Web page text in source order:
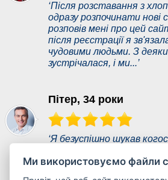
‘Після розставання з
одразу розпочинати нові
розповів мені про цей
після реєстрації я
чудовими людьми. З
зустрічалася, і ми...’
‘Я безуспішно шукав
був скептично
Пітер, 34 роки
Ми використовуємо файли